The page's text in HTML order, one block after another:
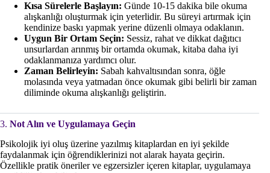
Kısa Sürelerle Başlayın: Günde 10-15 dakika bile okuma
alışkanlığı oluşturmak için yeterlidir. Bu süreyi artırmak için
kendinize baskı yapmak yerine düzenli olmaya odaklanın.
Uygun Bir Ortam Seçin: Sessiz, rahat ve dikkat dağıtıcı
unsurlardan arınmış bir ortamda okumak, kitaba daha iyi
odaklanmanıza yardımcı olur.
Zaman Belirleyin: Sabah kahvaltısından sonra, öğle
molasında veya yatmadan önce okumak gibi belirli bir zaman
diliminde okuma alışkanlığı geliştirin.
3. Not Alın ve Uygulamaya Geçin
Psikolojik iyi oluş üzerine yazılmış kitaplardan en iyi şekilde
faydalanmak için öğrendiklerinizi not alarak hayata geçirin.
Özellikle pratik öneriler ve egzersizler içeren kitaplar, uygulamaya